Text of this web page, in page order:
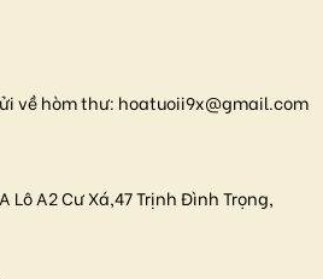
về hòm thư: hoatuoii9x@gmail.com
Lô A2 Cư Xá,47 Trịnh Đình Trọng,